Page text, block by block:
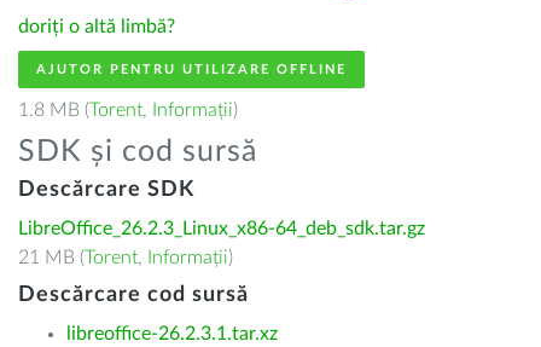
doriți o altă limbă?
AJUTOR PENTRU UTILIZARE OFFLINE
1.8 MB (Torent, Informații)
SDK și cod sursă
Descărcare SDK
LibreOffice_26.2.3_Linux_x86-64_deb_sdk.tar.gz
21 MB (Torent, Informații)
Descărcare cod sursă
libreoffice-26.2.3.1.tar.xz